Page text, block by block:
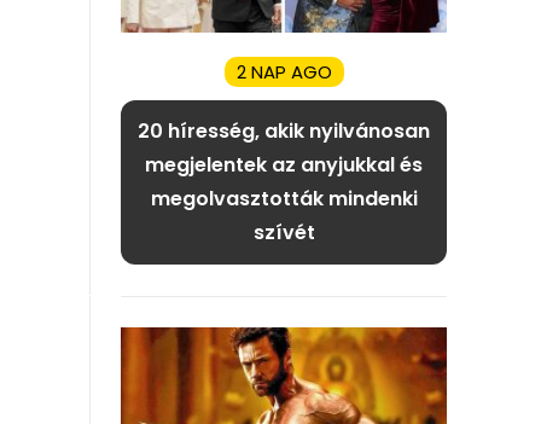
2 NAP AGO
20 híresség, akik nyilvánosan
megjelentek az anyjukkal és
megolvasztották mindenki
szívét